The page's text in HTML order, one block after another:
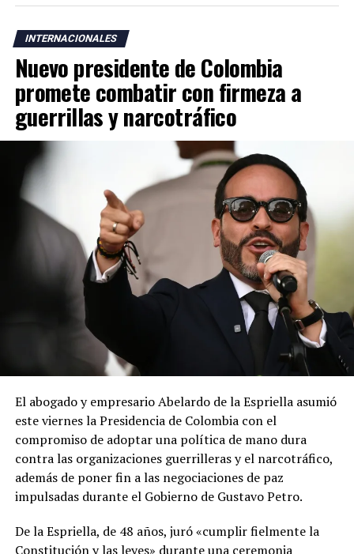
INTERNACIONALES
Nuevo presidente de Colombia
promete combatir con firmeza a
guerrillas y narcotráfico
El abogado y empresario Abelardo de la Espriella asumió
este viernes la Presidencia de Colombia con el
compromiso de adoptar una política de mano dura
contra las organizaciones guerrilleras y el narcotráfico,
además de poner fin a las negociaciones de paz
impulsadas durante el Gobierno de Gustavo Petro.
De la Espriella, de 48 años, juró «cumplir fielmente la
Constitución y las leyes» durante una ceremonia